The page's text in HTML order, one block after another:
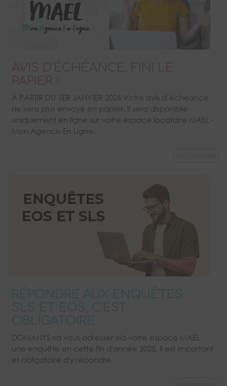
AVIS D'ÉCHÉANCE, FINI LE
PAPIER !
À PARTIR DU 1ER JANVIER 2026 Votre avis d’échéance
ne sera plus envoyé en papier. Il sera disponible
uniquement en ligne sur votre espace locataire MAEL -
Mon Agence En Ligne.
RÉPONDRE AUX ENQUÊTES
SLS ET EOS, C'EST
OBLIGATOIRE
DOMANYS va vous adresser via votre espace MAEL
une enquête en cette fin d'année 2025. Il est important
et obligatoire d'y répondre.